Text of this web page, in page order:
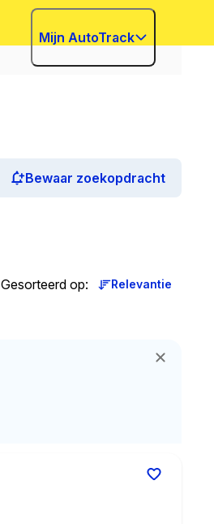
Mijn AutoTrack
Bewaar zoekopdracht
Gesorteerd op: Relevantie